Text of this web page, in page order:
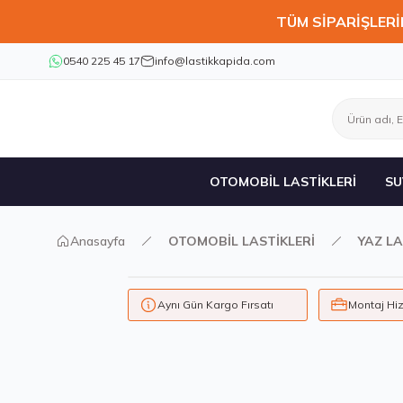
TÜM
0540 225 45 17 info@lastikkapida.com
OTOMOBİL LASTİKLERİ
Anasayfa OTOMOBİL LASTİKLERİ YAZ
Aynı Gün Kargo Fırsatı Montaj